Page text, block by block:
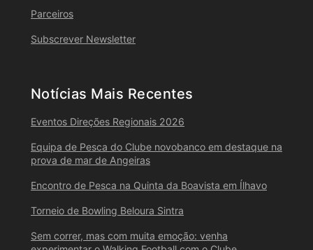
Parceiros
Subscrever Newsletter
Notícias Mais Recentes
Eventos Direções Regionais 2026
Equipa de Pesca do Clube novobanco em destaque na
prova de mar de Angeiras
Encontro de Pesca na Quinta da Boavista em Ílhavo
Torneio de Bowling Beloura Sintra
Sem correr, mas com muita emoção: venha